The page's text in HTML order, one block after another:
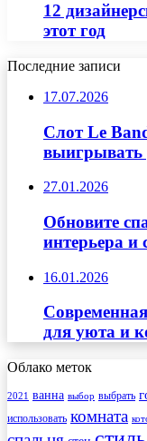
12
этот год
Последние записи
17.07.2026
Слот Le
выигрывать
27.01.2026
Обновите
интерьера и
16.01.2026
для уюта и
Облако меток
2021 ванна выбор выбрать
использовать комната